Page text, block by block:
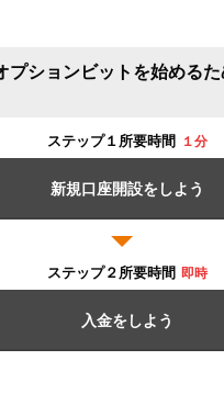
プションビットを始める
ステップ１所要時間 １分
新規口座開設をしよう
ステップ２所要時間 即時
入金をしよう